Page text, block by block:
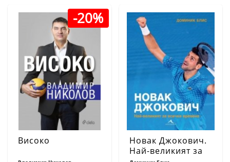
-20%
Високо
Новак Джокович.
Най-великият за